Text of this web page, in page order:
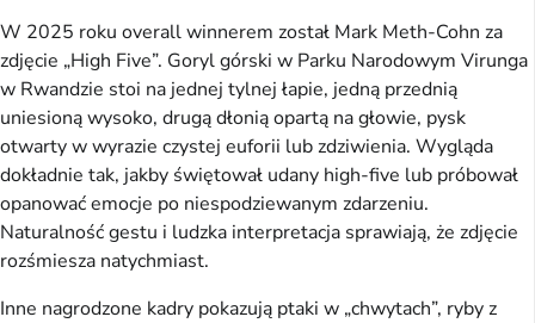
W 2025 roku overall winnerem został Mark Meth-Cohn za
zdjęcie „High Five”. Goryl górski w Parku Narodowym Virunga
w Rwandzie stoi na jednej tylnej łapie, jedną przednią
uniesioną wysoko, drugą dłonią opartą na głowie, pysk
otwarty w wyrazie czystej euforii lub zdziwienia. Wygląda
dokładnie tak, jakby świętował udany high-five lub próbował
opanować emocje po niespodziewanym zdarzeniu.
Naturalność gestu i ludzka interpretacja sprawiają, że zdjęcie
rozśmiesza natychmiast.
Inne nagrodzone kadry pokazują ptaki w „chwytach”, ryby z